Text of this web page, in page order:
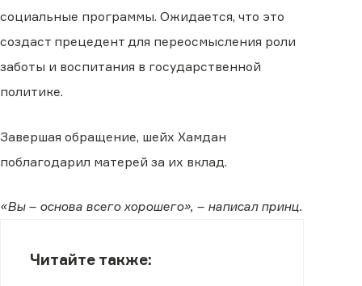
социальные программы. Ожидается, что это
создаст прецедент для переосмысления роли
заботы и воспитания в государственной
политике.
Завершая обращение, шейх Хамдан
поблагодарил матерей за их вклад.
«Вы – основа всего хорошего», – написал принц.
Читайте также: